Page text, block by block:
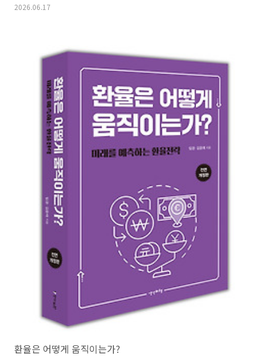
2026.06.17
환율은 어떻게 움직이는가?